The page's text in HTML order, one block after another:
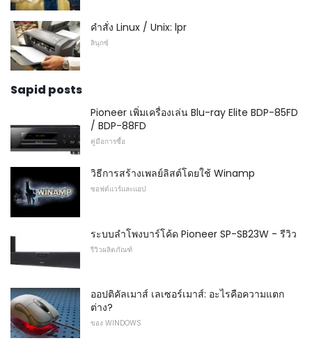
คำสั่ง Linux / Unix: lpr
ลินุกซ์
Sapid posts
Pioneer เพิ่มเครื่องเล่น Blu-ray Elite BDP-85FD
/ BDP-88FD
คู่มือการซื้อ
วิธีการสร้างเพลย์ลิสต์โดยใช้ Winamp
ซอฟต์แวร์และแอป
ระบบลำโพงบาร์โค้ด Pioneer SP-SB23W - รีวิว
รีวิวผลิตภัณฑ์
ออปติคัลเมาส์ เลเซอร์เมาส์: อะไรคือความแตก
ต่าง?
ของ WINDOWS